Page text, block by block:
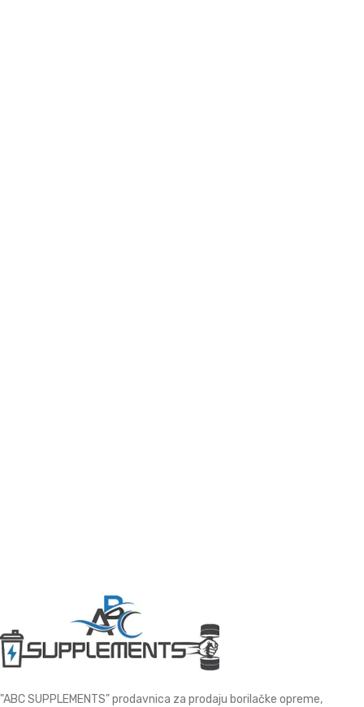
"ABC SUPPLEMENTS" prodavnica za prodaju borilačke opreme,